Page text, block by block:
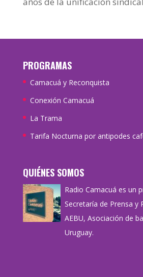
PROGRAMAS
Camacuá y Reconquista
Conexión Camacuá
La Trama
Tarifa Nocturna por antipodes
QUIÉNES SOMOS
Radio Camacuá es un
Secretaría de Prensa y
AEBU, Asociación de
Uruguay.